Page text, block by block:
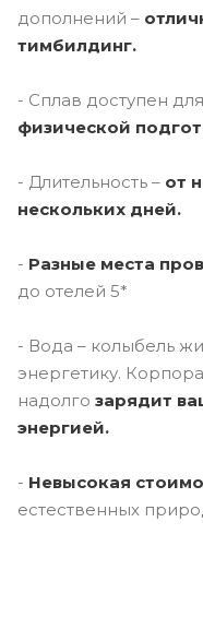
дополнений –
тимбилдинг.
- Сплав доступен
физической
- Длительность – от
нескольких дней.
- Разные места
до отелей 5*
- Вода – колыбель
энергетику.
надолго зарядит
энергией.
- Невысокая
естественных